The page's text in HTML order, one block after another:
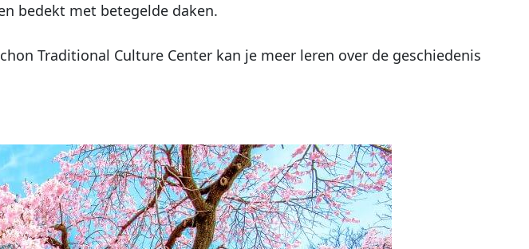
bedekt met betegelde daken.
Traditional Culture Center kan je meer leren over de geschiedenis